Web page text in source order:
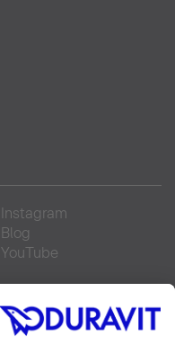
Instagram
Blog
YouTube